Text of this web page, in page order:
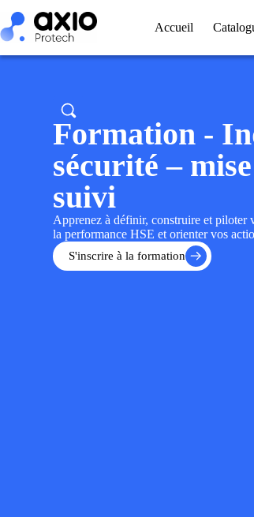
Accueil
Formation -
sécurité –
suivi
Apprenez à définir, construire et piloter
la performance HSE et orienter vos
S'inscrire à la formation